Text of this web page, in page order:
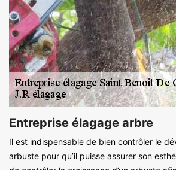
Entreprise élagage arbre
Il est indispensable de bien contrôler le
arbuste pour qu’il puisse assurer son